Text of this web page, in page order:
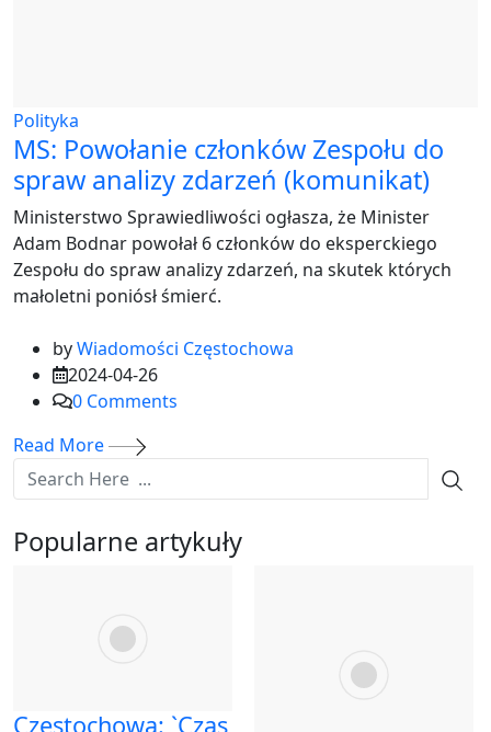
Polityka
MS: Powołanie członków Zespołu do
spraw analizy zdarzeń (komunikat)
Ministerstwo Sprawiedliwości ogłasza, że Minister
Adam Bodnar powołał 6 członków do eksperckiego
Zespołu do spraw analizy zdarzeń, na skutek których
małoletni poniósł śmierć.
byWiadomości Częstochowa
2024-04-26
0 Comments
Read More
Popularne artykuły
Częstochowa: `Czas